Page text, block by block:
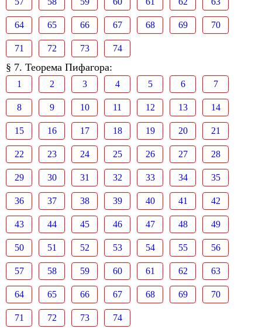
64 65 66 67 68 69 70
71 72 73 74
§ 7. Теорема Пифагора:
1 2 3 4 5 6 7
8 9 10 11 12 13 14
15 16 17 18 19 20 21
22 23 24 25 26 27 28
29 30 31 32 33 34 35
36 37 38 39 40 41 42
43 44 45 46 47 48 49
50 51 52 53 54 55 56
57 58 59 60 61 62 63
64 65 66 67 68 69 70
71 72 73 74